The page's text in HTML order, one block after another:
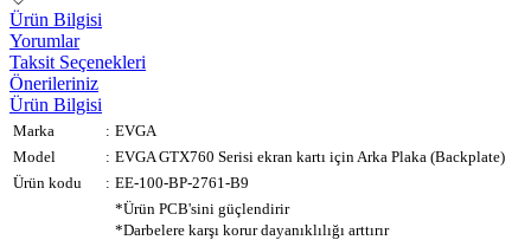
Ürün Bilgisi
Yorumlar
Taksit Seçenekleri
Önerileriniz
Ürün Bilgisi
Marka : EVGA
Model
: EVGA GTX760 Serisi ekran kartı için Arka Plaka (Backplate)
Ürün kodu
: EE-100-BP-2761-B9
*Ürün PCB'sini güçlendirir
*Darbelere karşı korur dayanıklılığı arttırır